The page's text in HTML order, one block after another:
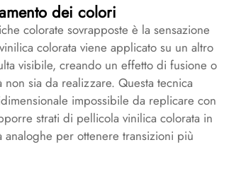
dei colori
colorate sovrapposte è la sensazione
colorata viene applicato su un altro
visibile, creando un effetto di fusione o
sia da realizzare. Questa tecnica
impossibile da replicare con
strati di pellicola vinilica colorata in
per ottenere transizioni più